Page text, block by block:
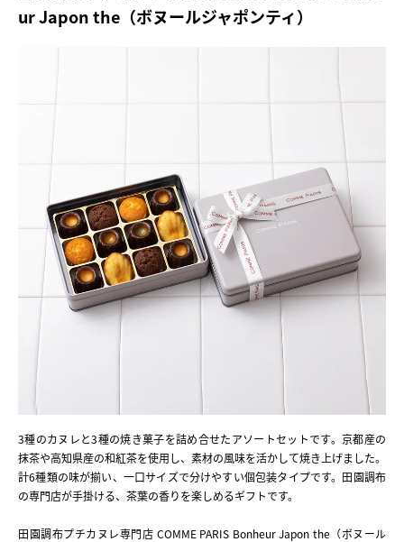
ur Japon the（ボヌールジャポンティ）
3種のカヌレと3種の焼き菓子を詰め合せたアソートセットです。京都産の
抹茶や高知県産の和紅茶を使用し、素材の風味を活かして焼き上げました。
計6種類の味が揃い、一口サイズで分けやすい個包装タイプです。田園調布
の専門店が手掛ける、茶葉の香りを楽しめるギフトです。
田園調布プチカヌレ専門店 COMME PARIS Bonheur Japon the（ボヌール